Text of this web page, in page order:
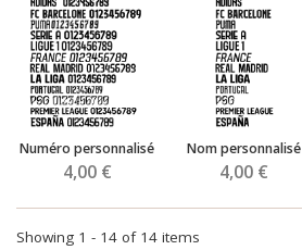
Numéro personnalisé
4,00 €
Nom personnalisé
4,00 €
Showing 1 - 14 of 14 items